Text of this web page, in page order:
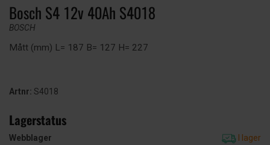
Bosch S4 12v 40Ah S4018
BOSCH
Mått (mm) L= 187 B= 127 H= 227
Artnr: S4018
Lagerstatus
Webblager
I lager